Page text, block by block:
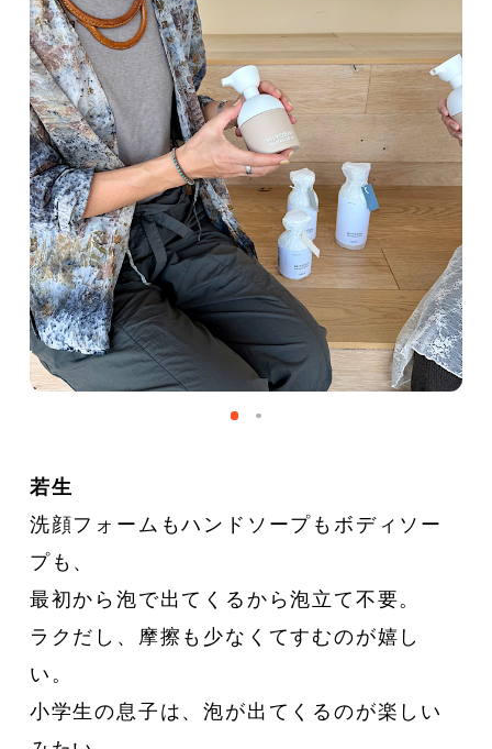
若生
洗顔フォームもハンドソープもボディソー
プも、
最初から泡で出てくるから泡立て不要。
ラクだし、摩擦も少なくてすむのが嬉し
い。
小学生の息子は、泡が出てくるのが楽しい